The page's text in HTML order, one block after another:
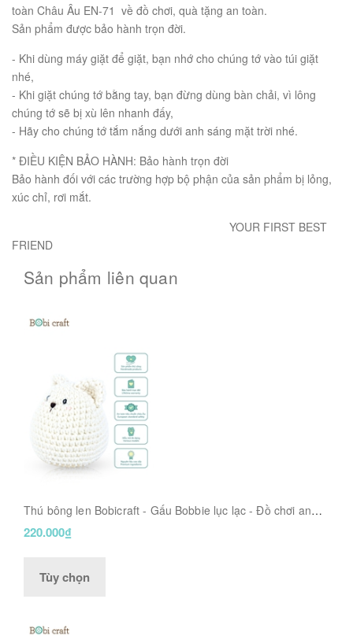
toàn Châu Âu EN-71 về đồ chơi, quà tặng an toàn.
Sản phẩm được bảo hành trọn đời.
- Khi dùng máy giặt để giặt, bạn nhớ cho chúng tớ vào túi giặt
nhé,
- Khi giặt chúng tớ bằng tay, bạn đừng dùng bàn chải, vì lông
chúng tớ sẽ bị xù lên nhanh đấy,
- Hãy cho chúng tớ tắm nắng dưới anh sáng mặt trời nhé.
* ĐIỀU KIỆN BẢO HÀNH: Bảo hành trọn đời
Bảo hành đối với các trường hợp bộ phận của sản phẩm bị lỏng,
xúc chỉ, rơi mắt.
YOUR FIRST BEST
FRIEND
Sản phẩm liên quan
Thú bông len Bobicraft - Gấu Bobbie lục lạc - Đồ chơi an
toàn Quà tặng bé
220.000₫
Tùy chọn